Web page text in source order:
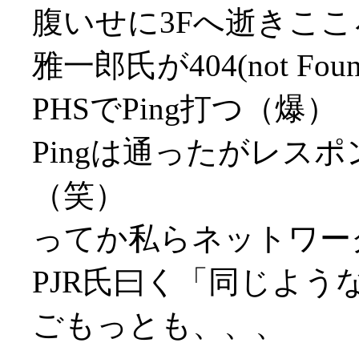
腹いせに3Fへ逝きこ
雅一郎氏が404(not
PHSでPing打つ（爆）
Pingは通ったがレス
（笑）
ってか私らネットワ
PJR氏曰く「同じよう
ごもっとも、、、